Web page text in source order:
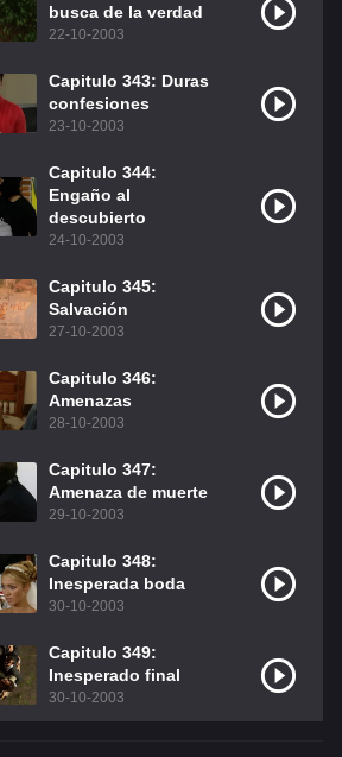
busca de la verdad
22-10-2003
Capitulo 343: Duras
confesiones
23-10-2003
Capitulo 344:
Engaño al
descubierto
24-10-2003
Capitulo 345:
Salvación
27-10-2003
Capitulo 346:
Amenazas
28-10-2003
Capitulo 347:
Amenaza de muerte
29-10-2003
Capitulo 348:
Inesperada boda
30-10-2003
Capitulo 349:
Inesperado final
30-10-2003